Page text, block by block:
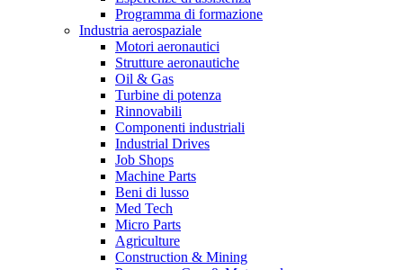
Programma di formazione
Industria aerospaziale
Motori aeronautici
Strutture aeronautiche
Oil & Gas
Turbine di potenza
Rinnovabili
Componenti industriali
Industrial Drives
Job Shops
Machine Parts
Beni di lusso
Med Tech
Micro Parts
Agriculture
Construction & Mining